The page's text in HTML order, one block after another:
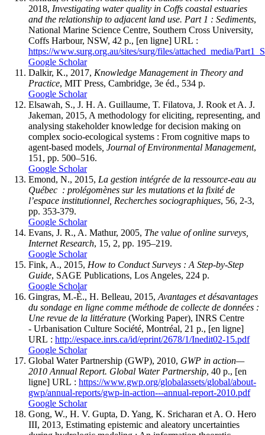
2018, Investigating water quality in Coffs coastal estuaries
and the relationship to adjacent land use. Part 1 : Sediments,
National Marine Science Centre, Southern Cross University,
Coffs Harbour, NSW, 42 p., [en ligne] URL :
https://www.surg.org.au/sites/surg/files/attached_media/
Google Scholar
Dalkir, K., 2017, Knowledge Management in Theory and
Practice, MIT Press, Cambridge, 3e éd., 534 p.
Google Scholar
Elsawah, S., J. H. A. Guillaume, T. Filatova, J. Rook et A. J.
Jakeman, 2015, A methodology for eliciting, representing, and
analysing stakeholder knowledge for decision making on
complex socio-ecological systems : From cognitive maps to
agent-based models , Journal of Environmental Management,
151, pp. 500–516.
Google Scholar
Emond, N., 2015, La gestion intégrée de la ressource-eau au
Québec : prolégomènes sur les mutations et la fixité de
l’espace institutionnel, Recherches sociographiques, 56, 2‑3,
pp. 353‑379.
Google Scholar
Evans, J. R., A. Mathur, 2005, The value of online surveys,
Internet Research, 15, 2, pp. 195–219.
Google Scholar
Fink, A., 2015, How to Conduct Surveys : A Step-by-Step
Guide, SAGE Publications, Los Angeles, 224 p.
Google Scholar
Gingras, M.-È., H. Belleau, 2015, Avantages et désavantages
du sondage en ligne comme méthode de collecte de données :
Une revue de la littérature (Working Paper), INRS Centre
- Urbanisation Culture Société, Montréal, 21 p., [en ligne]
URL : http://espace.inrs.ca/id/eprint/2678/1/Inedit02-15.pdf
Google Scholar
Global Water Partnership (GWP), 2010, GWP in action—
2010 Annual Report. Global Water Partnership, 40 p., [en
ligne] URL : https://www.gwp.org/globalassets/global/about-
gwp/annual-reports/gwp-in-action---annual-report-2010.pdf
Google Scholar
Gong, W., H. V. Gupta, D. Yang, K. Sricharan et A. O. Hero
III, 2013, Estimating epistemic and aleatory uncertainties